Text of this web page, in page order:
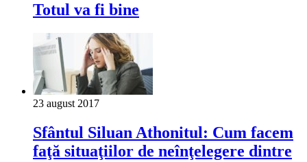
Totul va fi bine
23 august 2017
Sfântul Siluan Athonitul: Cum facem
faţă situaţiilor de neînţelegere dintre